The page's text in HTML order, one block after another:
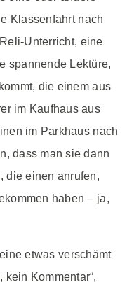
Klassenfahrt nach
Unterricht, eine
spannende Lektüre,
die einem aus
im Kaufhaus aus
im Parkhaus nach
dass man sie dann
die einen anrufen,
haben – ja,
etwas verschämt
kein Kommentar“,